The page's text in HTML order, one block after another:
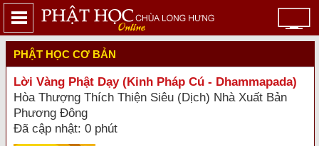
PHẬT HỌC CƠ BẢN
Lời Vàng Phật Dạy (Kinh Pháp Cú - Dhammapada)
Hòa Thượng Thích Thiện Siêu (Dịch) Nhà Xuất Bản
Phương Đông
Đã cập nhật: 0 phút